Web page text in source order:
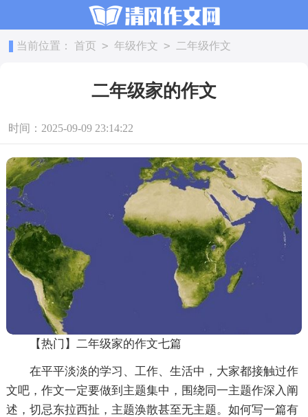
当前位置： 首页 > 年级作文 > 二年级作文
二年级家的作文
时间：2025-09-09 23:14:22
【热门】二年级家的作文七篇
在平平淡淡的学习、工作、生活中，大家都接触过作
文吧，作文一定要做到主题集中，围绕同一主题作深入阐
述，切忌东拉西扯，主题涣散甚至无主题。如何写一篇有